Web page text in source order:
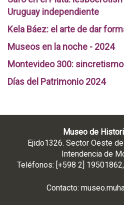
Uruguay independiente
Kela Báez: el arte de dar
Museos en la noche - 2024
Montevideo 300:
Días del Patrimonio 2024
Museo de
Ejido1326. Sector Oeste
Intendencia de
Teléfonos: [+598 2]
Contacto: